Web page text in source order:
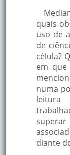
quais
uso de
de
célula?
em que
numa
diante